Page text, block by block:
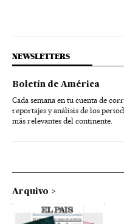
NEWSLETTERS
Boletín de América
Cada semana en tu cuenta de
reportajes y análisis de los
más relevantes del continente.
Arquivo